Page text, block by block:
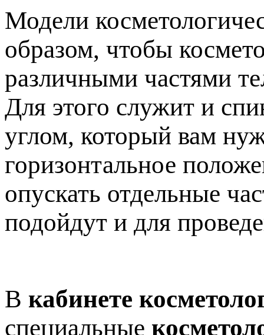
Модели
образом, чтобы
различными частями
Для этого служит и
углом, который вам
горизонтальное
опускать отдельные
подойдут и для
В кабинете
специальные